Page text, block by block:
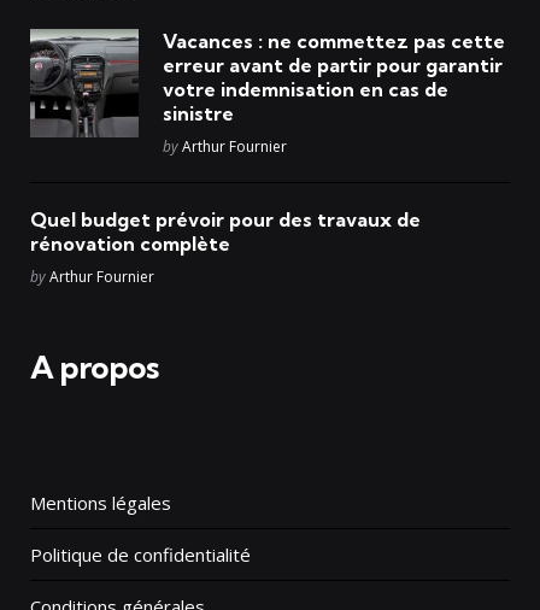
Vacances : ne commettez pas cette
erreur avant de partir pour garantir
votre indemnisation en cas de
sinistre
Posted
byArthur Fournier
Quel budget prévoir pour des travaux de
rénovation complète
Posted
byArthur Fournier
A propos
Mentions légales
Politique de confidentialité